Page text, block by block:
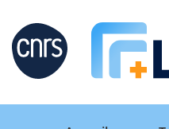
Retour